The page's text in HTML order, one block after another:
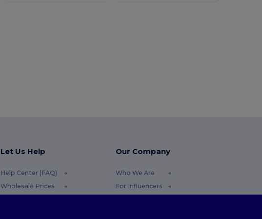
Let Us Help
Help Center (FAQ)
Wholesale Prices
Our Company
Who We Are
For Influencers